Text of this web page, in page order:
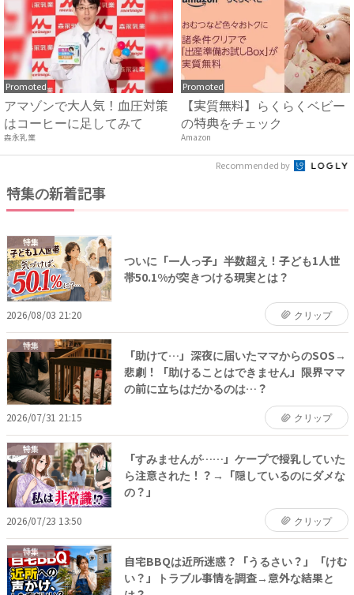
Promoted
アマゾンで大人気！血圧対策
はコーヒーに足してみて
森永乳業
Promoted
【実質無料】らくらくベビー
の特典をチェック
Amazon
Recommended by
特集の新着記事
特集
ついに「一人っ子」半数超え！子ども1人世
帯50.1%が突きつける現実とは？
2026/08/03 21:20 クリップ
特集
「助けて…」深夜に届いたママからのSOS→
悲劇！「助けることはできません」限界ママ
の前に立ちはだかるのは…？
2026/07/31 21:15 クリップ
特集
「すみませんが……」ケープで授乳していた
ら注意された！？→「隠しているのにダメな
の？」
2026/07/23 13:50 クリップ
特集
自宅BBQは近所迷惑？「うるさい？」「けむ
い？」トラブル事情を調査→意外な結果と